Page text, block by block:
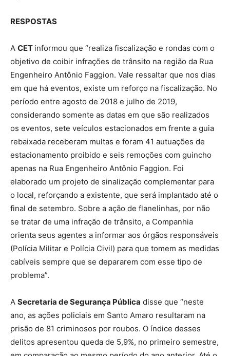
RESPOSTAS
A CET informou que “realiza fiscalização e rondas com o
objetivo de coibir infrações de trânsito na região da Rua
Engenheiro Antônio Faggion. Vale ressaltar que nos dias
em que há eventos, existe um reforço na fiscalização. No
período entre agosto de 2018 e julho de 2019,
considerando somente as datas em que são realizados
os eventos, sete veículos estacionados em frente a guia
rebaixada receberam multas e foram 41 autuações de
estacionamento proibido e seis remoções com guincho
apenas na Rua Engenheiro Antônio Faggion. Foi
elaborado um projeto de sinalização complementar para
o local, reforçando a existente, que será implantado até o
final de setembro. Sobre a ação de flanelinhas, por não
se tratar de uma infração de trânsito, a Companhia
orienta seus agentes a informar aos órgãos responsáveis
(Polícia Militar e Polícia Civil) para que tomem as medidas
cabíveis sempre que se depararem com esse tipo de
problema”.
A Secretaria de Segurança Pública disse que “neste
ano, as ações policiais em Santo Amaro resultaram na
prisão de 81 criminosos por roubos. O índice desses
delitos apresentou queda de 5,9%, no primeiro semestre,